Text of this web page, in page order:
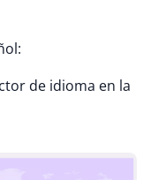
de idioma en la